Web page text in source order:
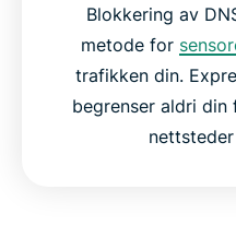
Blokkering av
metode for
trafikken din.
begrenser aldri